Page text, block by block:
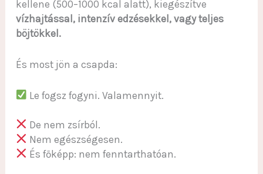
kellene (500–1000 kcal alatt), kiegészítve
vízhajtással, intenzív edzésekkel, vagy teljes
böjtökkel.
És most jön a csapda:
Le fogsz fogyni. Valamennyit.
De nem zsírból.
Nem egészségesen.
És főképp: nem fenntarthatóan.